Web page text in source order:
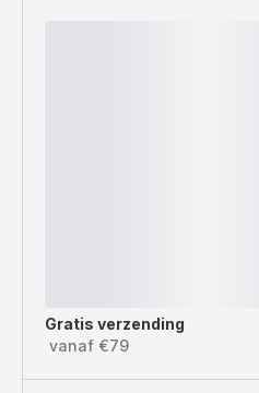
Gratis verzending
vanaf €79